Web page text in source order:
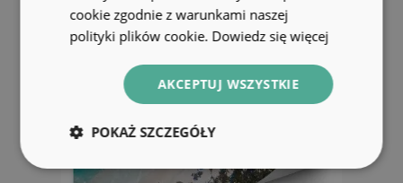
cookie zgodnie z warunkami naszej
polityki plików cookie. Dowiedz się więcej
AKCEPTUJ WSZYSTKIE
POKAŻ SZCZEGÓŁY